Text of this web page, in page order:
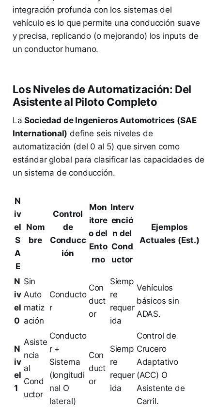
integración profunda con los sistemas del
vehículo es lo que permite una conducción suave
y precisa, replicando (o mejorando) los inputs de
un conductor humano.
Los Niveles de Automatización: Del
Asistente al Piloto Completo
LaSociedad de Ingenieros Automotrices (SAE
International) define seis niveles de
automatización (del 0 al 5) que sirven como
estándar global para clasificar las capacidades de
un sistema de conducción.
N
iv
el
S
A
E
Nom
bre
Control
de
Conducc
ión
Mon
itore
o del
Ento
rno
Interv
enció
n del
Cond
uctor
Ejemplos
Actuales (Est.)
N
iv
el
0
Sin
Auto
matiz
ación
Conducto
r
Con
duct
or
Siemp
re
requer
ida
Vehículos
básicos sin
ADAS.
N
iv
el
1
Asiste
ncia
al
Cond
uctor
Conducto
r +
Sistema
(longitudi
nal O
lateral)
Con
duct
or
Siemp
re
requer
ida
Control de
Crucero
Adaptativo
(ACC) O
Asistente de
Carril.